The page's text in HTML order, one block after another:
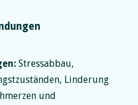
Stressabbau,
Linderung
und